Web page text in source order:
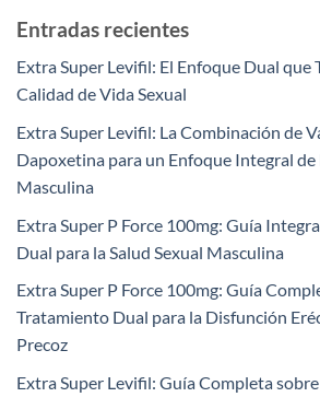
Entradas recientes
Extra Super Levifil: El Enfoque Dual que
Calidad de Vida Sexual
Extra Super Levifil: La Combinación de
Dapoxetina para un Enfoque Integral de
Masculina
Extra Super P Force 100mg: Guía
Dual para la Salud Sexual Masculina
Extra Super P Force 100mg: Guía
Tratamiento Dual para la Disfunción
Precoz​
Extra Super Levifil: Guía Completa